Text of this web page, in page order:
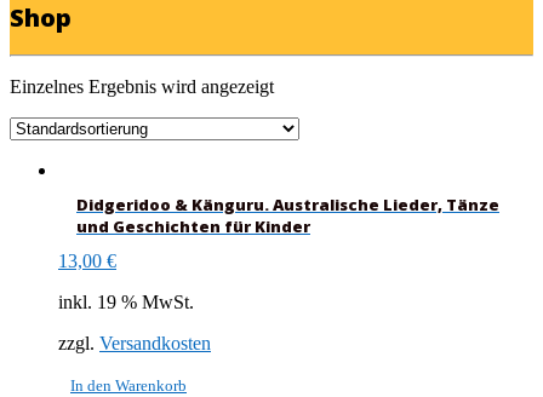
Shop
Einzelnes Ergebnis wird angezeigt
Didgeridoo & Känguru. Australische Lieder, Tänze
und Geschichten für Kinder
13,00 €
inkl. 19 % MwSt.
zzgl. Versandkosten
In den Warenkorb